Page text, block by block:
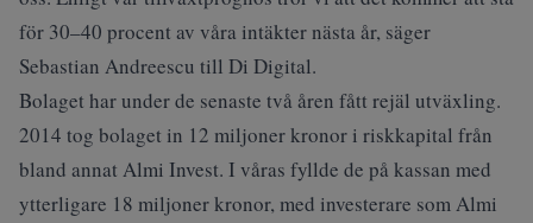
för 30–40 procent av våra intäkter nästa år, säger
Sebastian Andreescu till Di Digital.
Bolaget har under de senaste två åren fått rejäl utväxling.
2014 tog bolaget in 12 miljoner kronor i riskkapital från
bland annat Almi Invest. I våras fyllde de på kassan med
ytterligare 18 miljoner kronor, med investerare som Almi